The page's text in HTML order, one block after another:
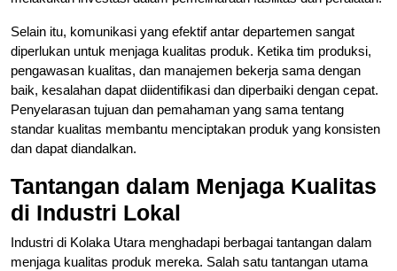
Selain itu, komunikasi yang efektif antar departemen sangat
diperlukan untuk menjaga kualitas produk. Ketika tim produksi,
pengawasan kualitas, dan manajemen bekerja sama dengan
baik, kesalahan dapat diidentifikasi dan diperbaiki dengan cepat.
Penyelarasan tujuan dan pemahaman yang sama tentang
standar kualitas membantu menciptakan produk yang konsisten
dan dapat diandalkan.
Tantangan dalam Menjaga Kualitas
di Industri Lokal
Industri di Kolaka Utara menghadapi berbagai tantangan dalam
menjaga kualitas produk mereka. Salah satu tantangan utama